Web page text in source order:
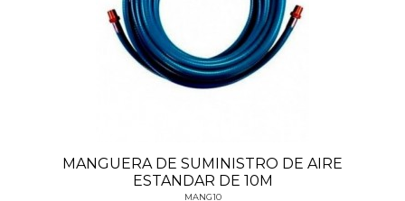
MANGUERA DE SUMINISTRO DE AIRE
ESTANDAR DE 10M
MANG10